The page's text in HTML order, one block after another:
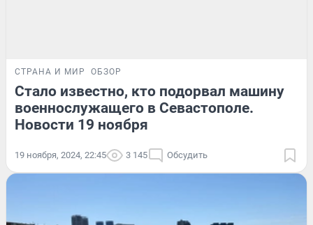
СТРАНА И МИР ОБЗОР
Стало известно, кто подорвал машину
военнослужащего в Севастополе.
Новости 19 ноября
19 ноября, 2024, 22:45 3 145 Обсудить